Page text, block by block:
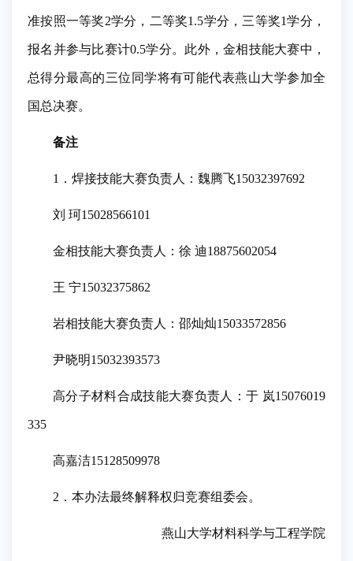
准按照一等奖2学分，二等奖1.5学分，三等奖1学分，
报名并参与比赛计0.5学分。此外，金相技能大赛中，
总得分最高的三位同学将有可能代表燕山大学参加全
国总决赛。
备注
1．焊接技能大赛负责人：魏腾飞15032397692
刘 珂15028566101
金相技能大赛负责人：徐 迪18875602054
王 宁15032375862
岩相技能大赛负责人：邵灿灿15033572856
尹晓明15032393573
高分子材料合成技能大赛负责人：于 岚15076019
335
高嘉洁15128509978
2．本办法最终解释权归竞赛组委会。
燕山大学材料科学与工程学院